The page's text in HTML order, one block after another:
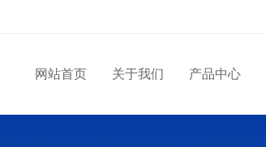
网站首页 关于我们 产品中心